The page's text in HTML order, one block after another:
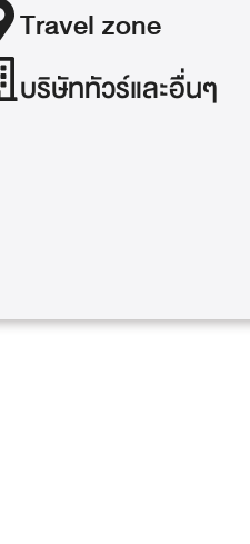
Travelzone
บริษัททัวร์และอื่นๆ